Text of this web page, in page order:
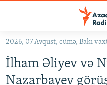
Əsas
qayıt
Əsas
2026, 07 Avqust, cümə, Bakı
İlham Əliyev və
Nazarbayev